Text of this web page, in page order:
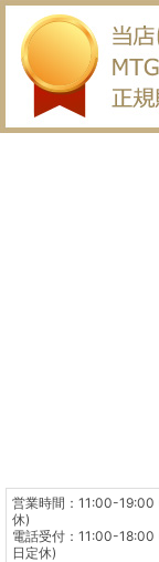
営業時間：11:00-19:00
休)
電話受付：11:00-18:00
日定休)